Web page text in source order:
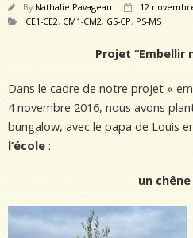
By Nathalie Pavageau
12
CE1-CE2, CM1-CM2, GS-CP, PS-MS
Projet “Embellir
Dans le cadre de notre projet «
4 novembre 2016, nous avons
bungalow, avec le papa de Louis
l’école :
un